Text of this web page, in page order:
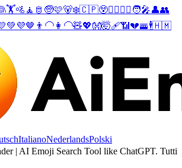
🏋️🚵 🧘 🫅 🧓🩷🐻‍❄️🇨🇵😲👱‍♀️ 👱‍♂️ 🧑‍🎤👤👥
💚 💜🤎 👨‍🦲 👩‍🦲🧸💖👐🤯🩹📶 💔🚟🕴️🇭🇲
ItalianoNederlandsPolski
| AI Emoji Search Tool like ChatGPT. Tutti